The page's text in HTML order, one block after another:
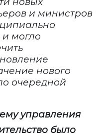
и министров
и могло
нового
очередной
управления
было